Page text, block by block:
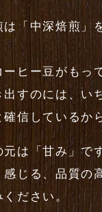
は「中深焙煎」
ーヒー豆がもっ
出すのには、い
信しているか
元は「甘み」で
感じる、品質の
ください。